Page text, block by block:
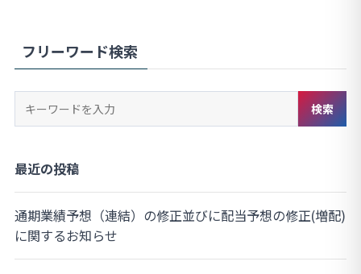
フリーワード検索
ー
ド
索
検索
最近の投稿
通期業績予想（連結）の修正並びに配当予想の修正(増配)
に関するお知らせ